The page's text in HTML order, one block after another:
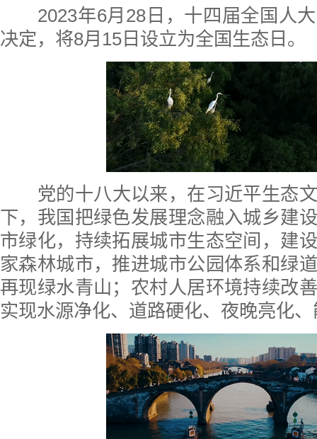
2023年6月28日，十四届全国人
决定，将8月15日设立为全国生态日。
党的十八大以来，在习近平生态
下，我国把绿色发展理念融入城乡建
市绿化，持续拓展城市生态空间，建
家森林城市，推进城市公园体系和绿
再现绿水青山；农村人居环境持续改
实现水源净化、道路硬化、夜晚亮化